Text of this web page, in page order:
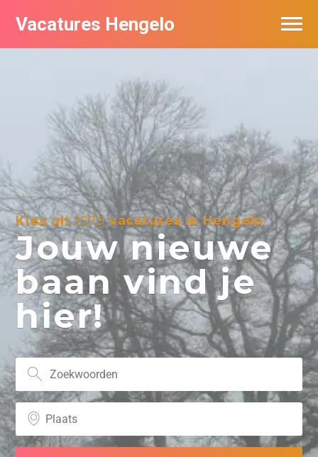
Vacatures Hengelo
Kies uit1579vacatures in Hengelo
Jouw nieuwe
baan vind je
hier!
Vacatures per bedrijf in Hengelo
Nieuwsbrief feed